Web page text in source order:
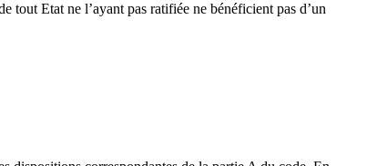
tout Etat ne l’ayant pas ratifiée ne bénéficient pas d’un